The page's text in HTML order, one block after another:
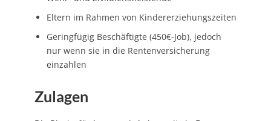
Eltern im Rahmen von Kindererziehungszeiten
Geringfügig Beschäftigte (450€-Job), jedoch
nur wenn sie in die Rentenversicherung
einzahlen
Zulagen